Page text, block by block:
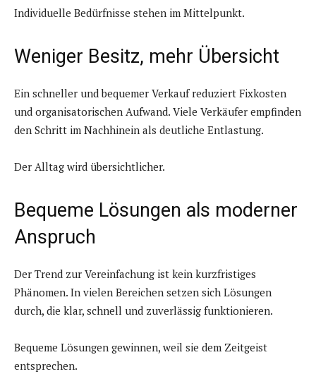
Individuelle Bedürfnisse stehen im Mittelpunkt.
Weniger Besitz, mehr Übersicht
Ein schneller und bequemer Verkauf reduziert Fixkosten
und organisatorischen Aufwand. Viele Verkäufer empfinden
den Schritt im Nachhinein als deutliche Entlastung.
Der Alltag wird übersichtlicher.
Bequeme Lösungen als moderner
Anspruch
Der Trend zur Vereinfachung ist kein kurzfristiges
Phänomen. In vielen Bereichen setzen sich Lösungen
durch, die klar, schnell und zuverlässig funktionieren.
Bequeme Lösungen gewinnen, weil sie dem Zeitgeist
entsprechen.